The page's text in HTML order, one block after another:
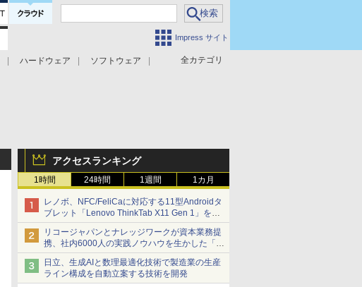
Impress サイト
全カテゴリ
ハードウェア
ソフトウェア
アクセスランキング
1時間 24時間 1週間 1カ月
レノボ、NFC/FeliCaに対応する11型Androidタ
ブレット「Lenovo ThinkTab X11 Gen 1」を発
売
リコージャパンとナレッジワークが資本業務提
携、社内6000人の実践ノウハウを生かした「AI
商談記録 for RICOH」を展開へ
日立、生成AIと数理最適化技術で製造業の生産
ライン構成を自動立案する技術を開発